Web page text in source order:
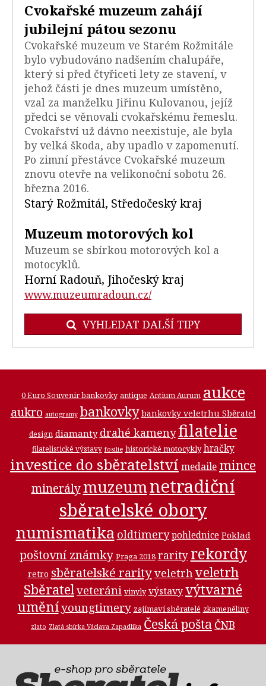
Cvokařské muzeum zahájí
jubilejní pátou sezonu
Cvokařské muzeum ve Starém Rožmitále
bylo vybudováno nadšením chalupáře,
který si před čtyřiceti lety ze stavení, v
jehož části je dnes muzeum umístěno,
vzal za manželku Jiřinu Kulovanou, jejíž
předci se věnovali cvokařskému řemeslu.
Cvokařství už dávno neexistuje, ale byla
by velká škoda, aby upadlo v zapomenutí.
Po zimní přestávce Cvokařské muzeum
znovu otevře na velikonoční sobotu 26.
března 2016.
Starý Rožmitál, Středočeský kraj
Muzeum motorových kol
Muzeum se sbírkou motorových kol a
motocyklů.
Horní Radouň, Jihočeský kraj
www.muzeumradoun.cz/
VYHLEDAT DALŠÍ TIPY
0 Euro Souvenir bankovky antique Antium Aurum aukce
aukro autogramy bankovky bankovky veletrhu Sběratel
design diamanty drahé kamenyfilatelie
filatelistické výstavy fosilie historické motocykly hračky
investice do sběratelství medaile mince
minerálymuzeumnetradiční
sběratelské obory
numismatika oldtimery pohlednice Poklad
poštovní známky Praga 2018 rarity rekordy
retro sběratelské rarityveletrhveletrh
Sběratelveteráni vinyly výstavyvýtvarné
uměníyoungtimery zajímaví sběratelé zkameněliny
zlato Zlatá sbírka Václava Zapadlíka Česká pošta ČNB